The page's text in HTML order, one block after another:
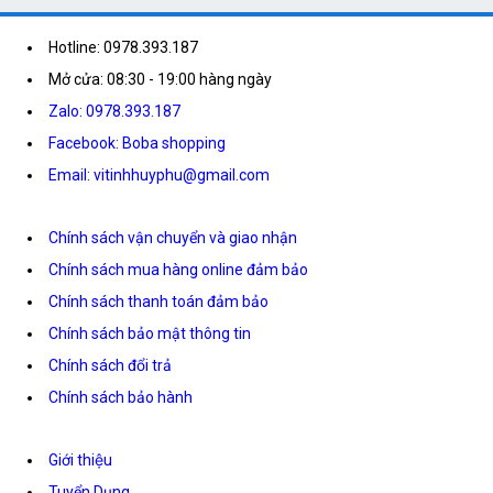
Hotline: 0978.393.187
Mở cửa: 08:30 - 19:00 hàng ngày
Zalo: 0978.393.187
Facebook: Boba shopping
Email: vitinhhuyphu@gmail.com
Chính sách vận chuyển và giao nhận
Chính sách mua hàng online đảm bảo
Chính sách thanh toán đảm bảo
Chính sách bảo mật thông tin
Chính sách đổi trả
Chính sách bảo hành
Giới thiệu